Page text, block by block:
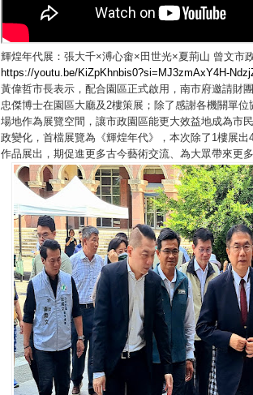
輝煌年代展：張大千×溥心畬×田世光×夏荊山 曾文市
https://youtu.be/KiZpKhnbis0?si=MJ3zmAxY4H-
黃偉哲市長表示，配合園區正式啟用，南市府邀請財
忠傑博士在園區大廳及2樓策展；除了感謝各機關單
場地作為展覽空間，讓市政園區能更大效益地成為市
政變化，首檔展覽為《輝煌年代》，本次除了1樓展
作品展出，期促進更多古今藝術交流、為大眾帶來更多